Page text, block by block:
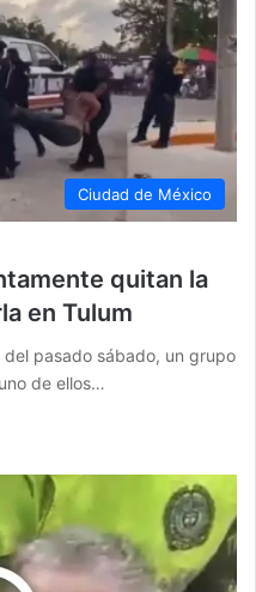
Ciudad de México
quitan la
en Tulum
pasado sábado, un grupo
de ellos…